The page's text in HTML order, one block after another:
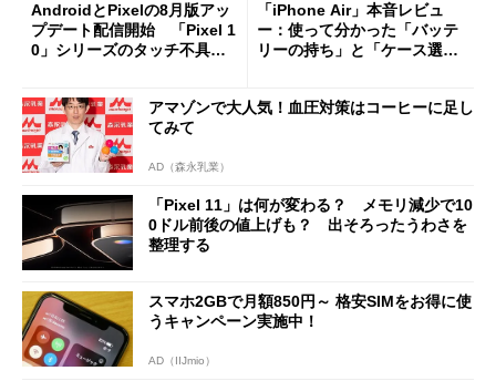
AndroidとPixelの8月版アッ
プデート配信開始 「Pixel 1
0」シリーズのタッチ不具合
「iPhone Air」本音レビュ
ー：使って分かった「バッテ
リーの持ち」と「ケース選
アマゾンで大人気！血圧対策はコーヒーに足し
てみて
AD（森永乳業）
「Pixel 11」は何が変わる？ メモリ減少で10
0ドル前後の値上げも？ 出そろったうわさを
整理する
スマホ2GBで月額850円～ 格安SIMをお得に使
うキャンペーン実施中！
AD（IIJmio）